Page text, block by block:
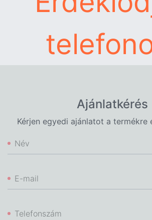
Ajánlatkérés
Kérjen egyedi ajánlatot a termékre
Név
E-mail
Telefonszám